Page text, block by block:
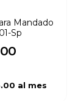
Mandado
Sp
00
al mes